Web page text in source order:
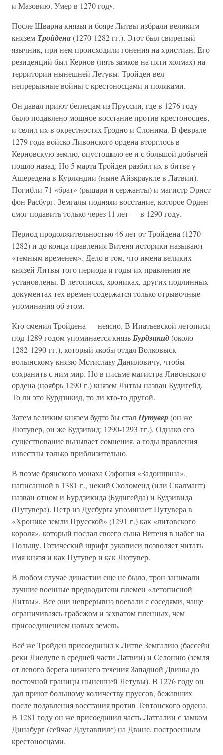
и Мазовию. Умер в 1270 году.
После Шварна князья и бояре Литвы избрали великим
князем Тройдена(1270-1282 гг.). Этот был свирепый
язычник, при нем происходили гонения на христиан. Его
резиденций был Кернов (пять замков на пяти холмах) на
территории нынешней Летувы. Тройден вел
непрерывные войны с крестоносцами и поляками.
Он давал приют беглецам из Пруссии, где в 1276 году
было подавлено мощное восстание против крестоносцев,
и селил их в окрестностях Гродно и Слонима. В феврале
1279 года войско Ливонского ордена вторглось в
Керновскую землю, опустошило ее и с большой добычей
пошло назад. Но 5 марта Тройден разбил их в битве у
Ашередена в Курляндии (ныне Айзкраукле в Латвии).
Погибли 71 «брат» (рыцари и сержанты) и магистр Эрнст
фон Расбург. Земгалы подняли восстание, которое Орден
смог подавить только через 11 лет — в 1290 году.
Период продолжительностью 46 лет от Тройдена (1270-
1282) и до конца правления Витеня историки называют
«темным временем». Дело в том, что имена великих
князей Литвы того периода и годы их правления не
установлены. В летописях, хрониках, других подлинных
документах тех времен содержатся только отрывочные
упоминания об этом.
Кто сменил Тройдена — неясно. В Ипатьевской летописи
под 1289 годом упоминается князьБурдзикид(около
1282-1290 гг.), который якобы отдал Волковыск
волынскому князю Мстиславу Даниловичу, чтобы
сохранить с ним мир. Но в письме магистра Ливонского
ордена (ноябрь 1290 г.) князем Литвы назван Будигейд.
То ли это Бурдзикид, то ли кто-то другой.
Затем великим князем будто бы сталПутувер(он же
Лютувер, он же Будзивид; 1290-1293 гг.). Однако его
существование вызывает сомнения, а годы правления
известны только приблизительно.
В поэме брянского монаха Софония «Задонщина»,
написанной в 1381 г., некий Сколоменд (или Скалмант)
назван отцом и Бурдзикида (Будигейда) и Будзивида
(Путувера). Петр из Дусбурга упоминает Путувера в
«Хронике земли Прусской» (1291 г.) как «литовского
короля», который послал своего сына Витеня в набег на
Польшу. Готический шрифт рукописи позволяет читать
имя князя и как Путувер и как Лютувер.
В любом случае династии еще не было, трон занимали
лучшие военные предводители племен «летописной
Литвы». Все они непрерывно воевали с соседями, чаще
ограничиваясь грабежом и захватом пленных, чем
присоединением новых земель.
Всё же Тройден присоединил к Литве Земгалию (бассейн
реки Лиелупе в средней части Латвии) и Селонию (земля
от левого берега нижнего течения Западной Двины до
восточной границы нынешней Летувы). В 1276 году он
дал приют большому количеству пруссов, бежавших
после подавления восстания против Тевтонского ордена.
В 1281 году он же присоединил часть Латгалии с замком
Динабург (сейчас Даугавпилс) на Двине, построенным
крестоносцами.